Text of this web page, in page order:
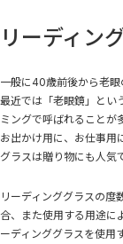
リーディン
一般に40歳前後から老眼
最近では「老眼鏡」とい
ミングで呼ばれることが
お出かけ用に、お仕事用
グラスは贈り物にも人気
リーディンググラスの度
合、また使用する用途に
ーディンググラスを使用